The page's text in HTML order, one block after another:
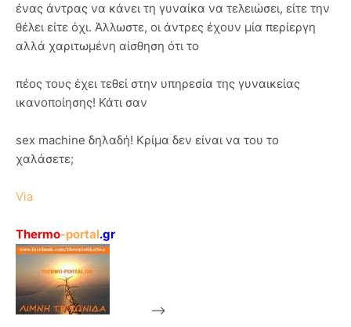
ένας άντρας να κάνει τη γυναίκα να τελειώσει, είτε την
θέλει είτε όχι. Άλλωστε, οι άντρες έχουν μία περίεργη
αλλά χαριτωμένη αίσθηση ότι το
πέος τους έχει τεθεί στην υπηρεσία της γυναικείας
ικανοποίησης! Κάτι σαν
sex machine δηλαδή! Κρίμα δεν είναι να του το
χαλάσετε;
Via
Thermo-portal.gr
-->